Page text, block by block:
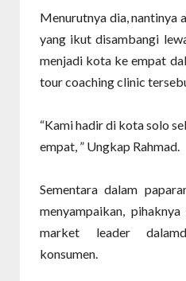
Menurutnya dia, nantinya
yang ikut disambangi
menjadi kota ke empat
tour coaching clinic
“Kami hadir di kota solo
empat, ” Ungkap Rahmad.
Sementara dalam
menyampaikan,
market leader
konsumen.